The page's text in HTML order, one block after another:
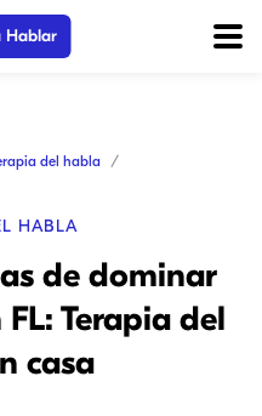
Hablar
del habla
HABLA
de dominar
Terapia del
casa